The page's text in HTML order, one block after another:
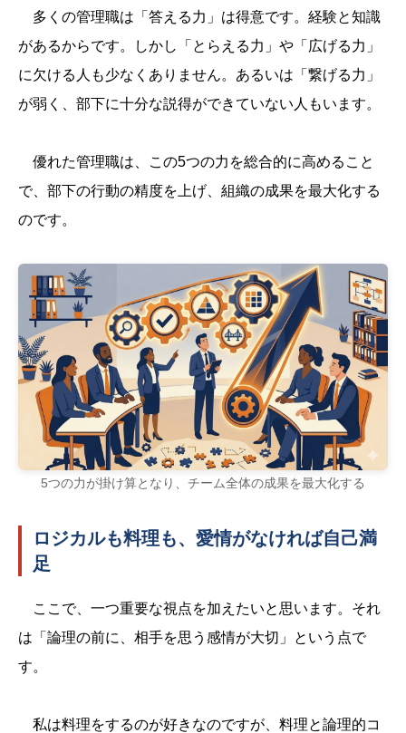
多くの管理職は「答える力」は得意です。経験と知識
があるからです。しかし「とらえる力」や「広げる力」
に欠ける人も少なくありません。あるいは「繋げる力」
が弱く、部下に十分な説得ができていない人もいます。
優れた管理職は、この5つの力を総合的に高めること
で、部下の行動の精度を上げ、組織の成果を最大化する
のです。
5つの力が掛け算となり、チーム全体の成果を最大化する
ロジカルも料理も、愛情がなければ自己満
足
ここで、一つ重要な視点を加えたいと思います。それ
は「論理の前に、相手を思う感情が大切」という点で
す。
私は料理をするのが好きなのですが、料理と論理的コ